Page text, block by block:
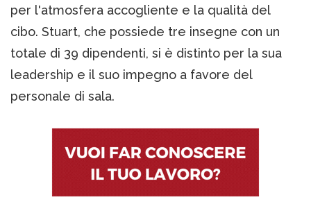
per l'atmosfera accogliente e la qualità del
cibo. Stuart, che possiede tre insegne con un
totale di 39 dipendenti, si è distinto per la sua
leadership e il suo impegno a favore del
personale di sala.